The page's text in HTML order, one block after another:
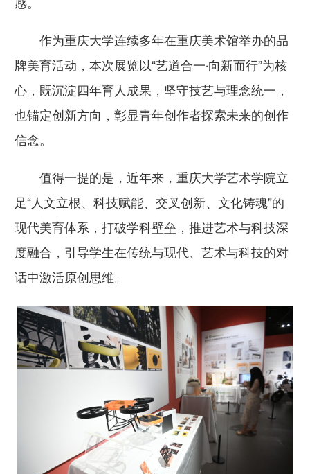
感。
作为重庆大学连续多年在重庆美术馆举办的品
牌美育活动，本次展览以“艺道合一·向新而行”为核
心，既沉淀四年育人成果，坚守技艺与理念统一，
也锚定创新方向，彰显青年创作者探索未来的创作
信念。
值得一提的是，近年来，重庆大学艺术学院立
足“人文立根、科技赋能、交叉创新、文化铸魂”的
现代美育体系，打破学科壁垒，推进艺术与科技深
度融合，引导学生在传统与现代、艺术与科技的对
话中激活原创思维。